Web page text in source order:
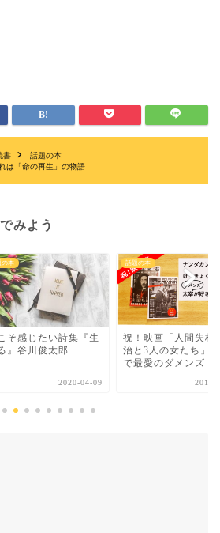
書
話題の本
は「命の再生」の物語
みよう
の本
そ感じたい詩集『生
』谷川俊太郎
2020-04-09
話題の本
祝！映画「人間失格
治と3人の女たち」
で最愛のダメンズ
2019-